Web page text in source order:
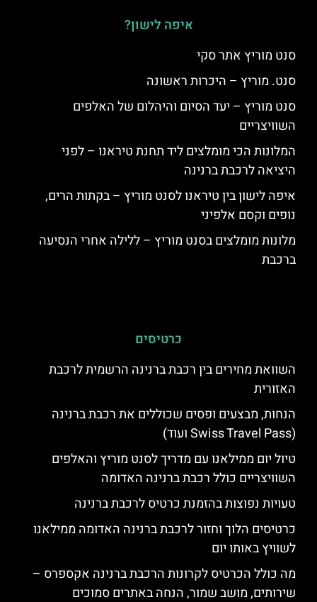
איפה לישון?
סנט מוריץ אתר סקי
סנט. מוריץ – היכרות ראשונה
סנט מוריץ – יעד הסיום והיהלום של האלפים
השוויצריים
המלונות הכי מומלצים ליד תחנת טיראנו – לפני
היציאה לרכבת ברנינה
איפה לישון בין טיראנו לסנט מוריץ – בקתות הרים,
נופים וקסם אלפיני
מלונות מומלצים בסנט מוריץ – ללילה אחרי הנסיעה
ברכבת
כרטיסים
השוואת מחירים בין רכבת ברנינה הרשמית לרכבת
האזורית
הנחות, מבצעים ופסים שכוללים את רכבת ברנינה
(Swiss Travel Pass ועוד)
טיול יום ממילאנו עם מדריך לסנט מוריץ והאלפים
השוויצריים כולל רכבת ברנינה האדומה
טעויות נפוצות בהזמנת כרטיס לרכבת ברנינה
כרטיסים הלוך וחזור לרכבת ברנינה האדומה ממילאנו
לשוויץ באותו יום
מה כולל הכרטיס לקרונות הרכבת ברנינה אקספרס –
שירותים, מושב שמור, הנחה באתרים סמוכים